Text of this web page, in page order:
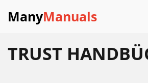
ManyManuals
TRUST